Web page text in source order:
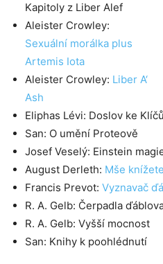
Kapitoly z Liber Alef
Aleister Crowley:
Sexuální morálka plus
Artemis Iota
Aleister Crowley: Liber A‘
Ash
Eliphas Lévi: Doslov ke
San: O umění Proteově
Josef Veselý: Einstein
August Derleth: Mše
Francis Prevot: Vyznavač
R. A. Gelb: Čerpadla
R. A. Gelb: Vyšší mocnost
San: Knihy k poohlédnutí